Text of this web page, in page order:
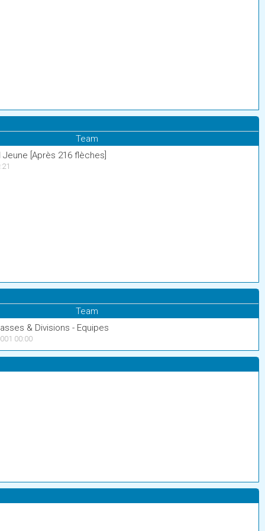
Team
[Après 216 flèches]
Team
& Divisions - Equipes
00:00